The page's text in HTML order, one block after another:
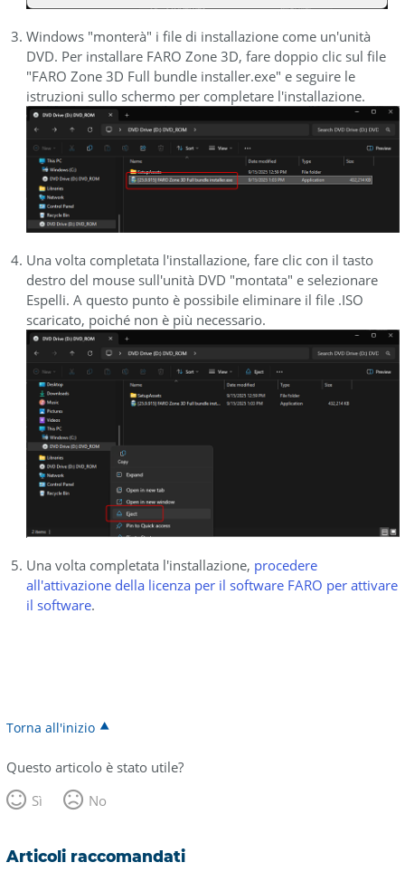
Windows "monterà" i file di installazione come un'unità
DVD. Per installare FARO Zone 3D, fare doppio clic sul file
"FARO Zone 3D Full bundle installer.exe" e seguire le
istruzioni sullo schermo per completare l'installazione.
Una volta completata l'installazione, fare clic con il tasto
destro del mouse sull'unità DVD "montata" e selezionare
Espelli. A questo punto è possibile eliminare il file .ISO
scaricato, poiché non è più necessario.
Una volta completata l'installazione, procedere
all'attivazione della licenza per il software FARO per attivare
il software.
Torna all'inizio
Questo articolo è stato utile?
Sì
No
Articoli raccomandati